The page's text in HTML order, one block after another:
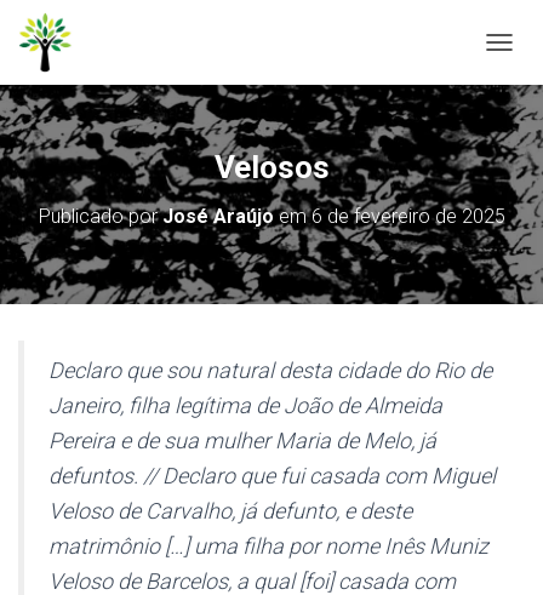
L
T
E
R
N
R
N
A
V
Velosos
Publicado porJosé Araújoem6 de fevereiro de 2025
Declaro que sou natural desta cidade do Rio de
Janeiro, filha legítima de João de Almeida
Pereira e de sua mulher Maria de Melo, já
defuntos. // Declaro que fui casada com Miguel
Veloso de Carvalho, já defunto, e deste
matrimônio […] uma filha por nome Inês Muniz
Veloso de Barcelos, a qual [foi] casada com